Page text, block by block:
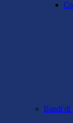
Bandi di